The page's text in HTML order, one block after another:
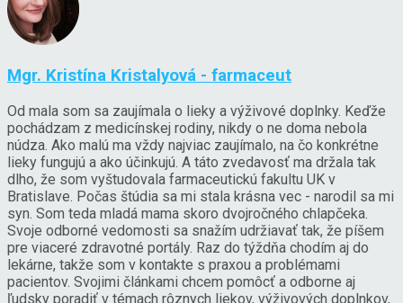
Mgr. Kristína Kristalyová - farmaceut
Od mala som sa zaujímala o lieky a výživové doplnky. Keďže
pochádzam z medicínskej rodiny, nikdy o ne doma nebola
núdza. Ako malú ma vždy najviac zaujímalo, na čo konkrétne
lieky fungujú a ako účinkujú. A táto zvedavosť ma držala tak
dlho, že som vyštudovala farmaceutickú fakultu UK v
Bratislave. Počas štúdia sa mi stala krásna vec - narodil sa mi
syn. Som teda mladá mama skoro dvojročného chlapčeka.
Svoje odborné vedomosti sa snažím udržiavať tak, že píšem
pre viaceré zdravotné portály. Raz do týždňa chodím aj do
lekárne, takže som v kontakte s praxou a problémami
pacientov. Svojimi článkami chcem pomôcť a odborne aj
ľudsky poradiť v témach rôznych liekov, výživových doplnkov,